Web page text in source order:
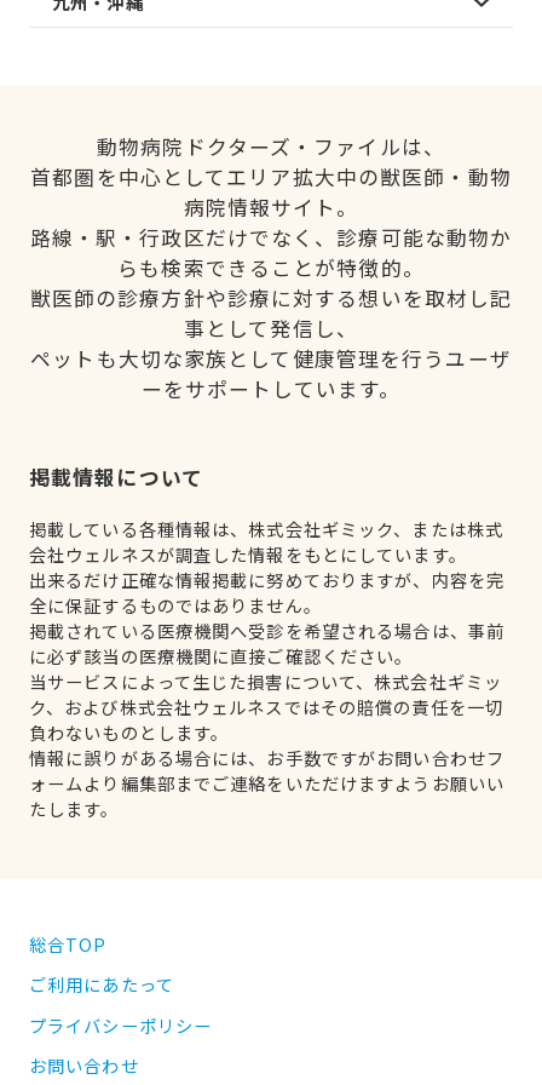
動物病院ドクターズ・ファイルは、
首都圏を中心としてエリア拡大中の獣医師・動物
病院情報サイト。
路線・駅・行政区だけでなく、診療可能な動物か
らも検索できることが特徴的。
獣医師の診療方針や診療に対する想いを取材し記
事として発信し、
ペットも大切な家族として健康管理を行うユーザ
ーをサポートしています。
掲載情報について
掲載している各種情報は、株式会社ギミック、または株式
会社ウェルネスが調査した情報をもとにしています。
出来るだけ正確な情報掲載に努めておりますが、内容を完
全に保証するものではありません。
掲載されている医療機関へ受診を希望される場合は、事前
に必ず該当の医療機関に直接ご確認ください。
当サービスによって生じた損害について、株式会社ギミッ
ク、および株式会社ウェルネスではその賠償の責任を一切
負わないものとします。
情報に誤りがある場合には、お手数ですがお問い合わせフ
ォームより編集部までご連絡をいただけますようお願いい
たします。
総合TOP
ご利用にあたって
プライバシーポリシー
お問い合わせ